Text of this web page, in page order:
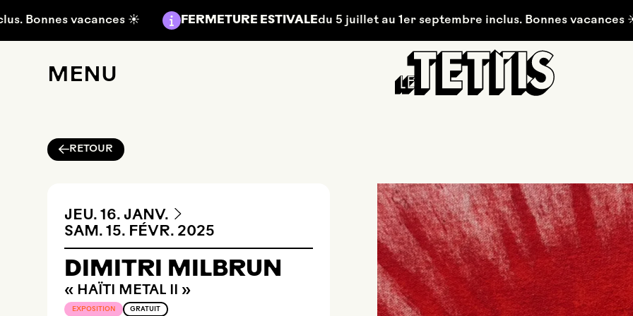
vacances ☀️
Information :
FERMETURE ESTIVALEdu 5 juillet au 1er septembre inclus. Bonnes vacances ☀️
MENU
RETOUR
DU
JEUDI
JEU. 16. JANVIER
JANV.
AU
SAMEDI
SAM. 15. FÉVRIER
FÉVR. 2025
DIMITRI MILBRUN
« HAÏTI METAL II »
EXPOSITION GRATUIT